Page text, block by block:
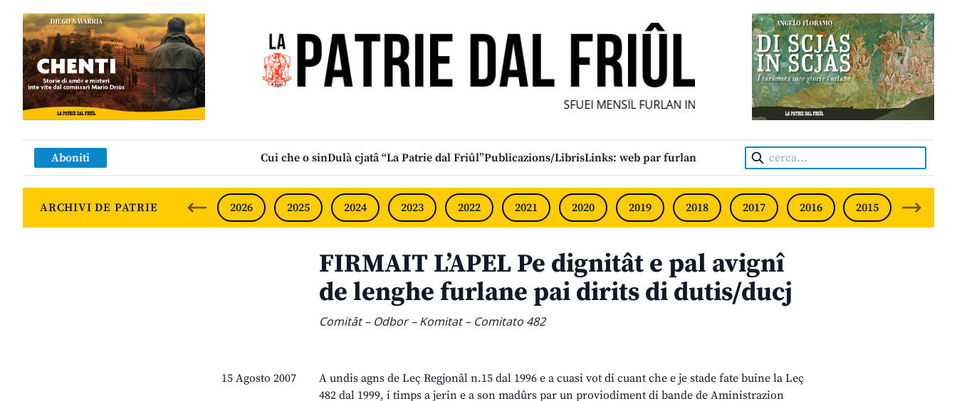
SFUEI MENSÎL FURLAN INDIPENDENT • INDEPENDENT FRIULIAN MONTHLY
Aboniti Cui che o sinDulà cjatâ “La Patrie dal Friûl”Publicazions/LibrisLinks: web par furlan Cerca:
ARCHIVI DE PATRIE 2026 2025 2024 2023 2022 2021 2020 2019 2018 2017 2016 2015 2014
FIRMAIT L’APEL Pe dignitât e pal avignî
de lenghe furlane pai dirits di dutis/ducj
Comitât – Odbor – Komitat – Comitato 482
15 Agosto 2007
A undis agns de Leç Regjonâl n.15 dal 1996 e a cuasi vot di cuant che e je stade fate buine la Leç
482 dal 1999, i timps a jerin e a son madûrs par un proviodiment di bande de Aministrazion